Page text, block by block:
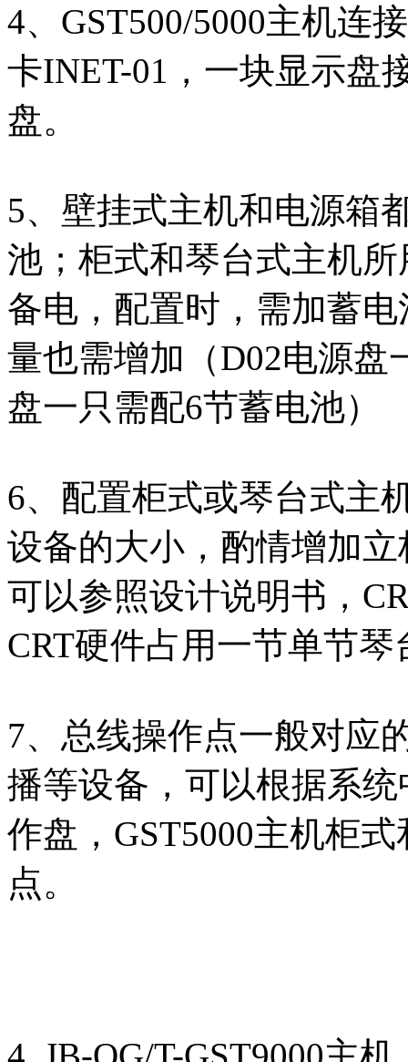
4、GST500/5000主机连
卡INET-01，一块显示盘
盘。
5、壁挂式主机和电源箱
池；柜式和琴台式主机
备电，配置时，需加蓄
量也需增加（D02电源盘
盘一只需配6节蓄电池）
6、配置柜式或琴台式主
设备的大小，酌情增加
可以参照设计说明书，
CRT硬件占用一节单节琴
7、总线操作点一般对应
播等设备，可以根据系
作盘，GST5000主机柜
点。